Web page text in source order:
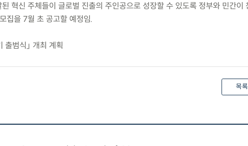
혁신 주체들이 글로벌 진출의 주인공으로 성장할 수 있도록 정부와 민간이
집을 7월 초 공고할 예정임.
출범식」 개최 계획
목록